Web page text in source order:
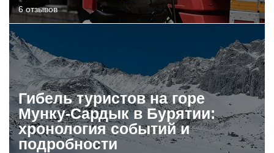
6 отзывов
Гибель туристов на горе
Мунку-Сардык в Бурятии:
хронология событий и
подробности